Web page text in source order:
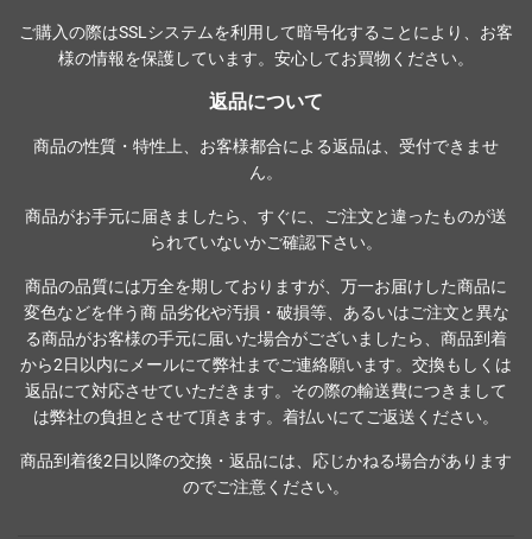
ご購入の際はSSLシステムを利用して暗号化することにより、お客
様の情報を保護しています。安心してお買物ください。
返品について
商品の性質・特性上、お客様都合による返品は、受付できませ
ん。
商品がお手元に届きましたら、すぐに、ご注文と違ったものが送
られていないかご確認下さい。
商品の品質には万全を期しておりますが、万一お届けした商品に
変色などを伴う商 品劣化や汚損・破損等、あるいはご注文と異な
る商品がお客様の手元に届いた場合がございましたら、商品到着
から2日以内にメールにて弊社までご連絡願います。交換もしくは
返品にて対応させていただきます。その際の輸送費につきまして
は弊社の負担とさせて頂きます。着払いにてご返送ください。
商品到着後2日以降の交換・返品には、応じかねる場合があります
のでご注意ください。